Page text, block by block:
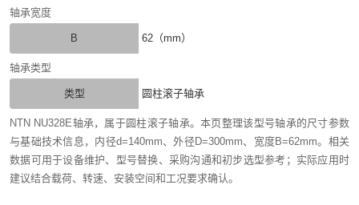
轴承宽度
B 62（mm）
轴承类型
类型 圆柱滚子轴承
NTN NU328E轴承，属于圆柱滚子轴承。本页整理该型号轴承的尺寸参数
与基础技术信息，内径d=140mm、外径D=300mm、宽度B=62mm。相关
数据可用于设备维护、型号替换、采购沟通和初步选型参考；实际应用时
建议结合载荷、转速、安装空间和工况要求确认。